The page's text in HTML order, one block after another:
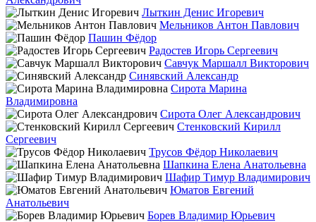
Лыткин Денис Игоревич
Мельников Антон Павлович
Пашин Фёдор
Радостев Игорь Сергеевич
Савчук Маршалл Викторович
Синявский Александр
Сирота Марина
Владимировна
Сирота Олег Александрович
Стенковский Кирилл
Сергеевич
Трусов Фёдор Николаевич
Шапкина Елена Анатольевна
Шафир Тимур Владимирович
Юматов Евгений
Анатольевич
Борев Владимир Юрьевич